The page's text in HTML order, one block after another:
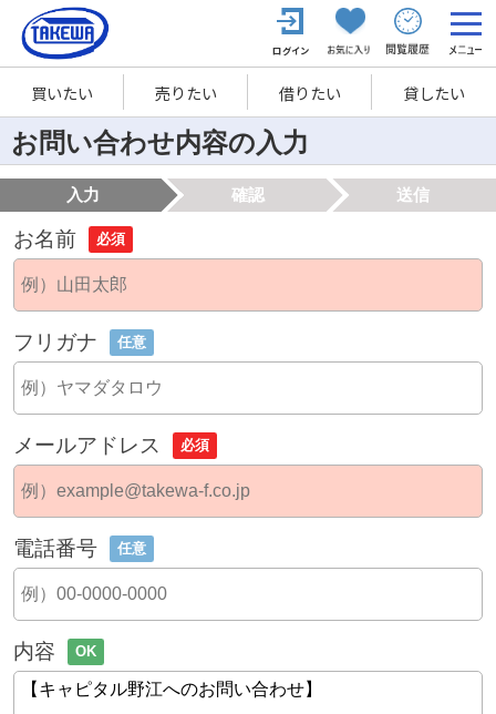
買いたい 売りたい 借りたい 貸したい
お問い合わせ内容の入力
入力 確認 送信
お名前 必須
フリガナ 任意
メールアドレス 必須
電話番号 任意
内容 OK